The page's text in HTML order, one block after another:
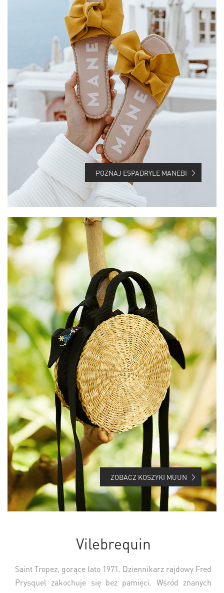
POZNAJ ESPADRYLE MANEBI
ZOBACZ KOSZYKI MUUN
Vilebrequin
Saint Tropez, gorące lato 1971. Dziennikarz rajdowy Fred
Prysquel zakochuje się bez pamięci. Wśród znanych